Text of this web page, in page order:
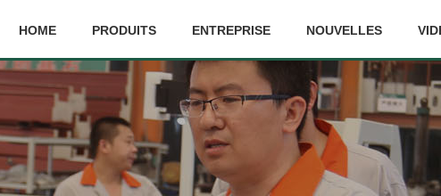
HOME PRODUITS ENTREPRISE NOUVELLES